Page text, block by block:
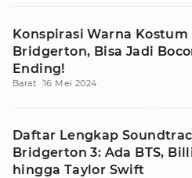
Konspirasi Warna Kostum
Bridgerton, Bisa Jadi
Ending!
Barat 16 Mei 2024
Daftar Lengkap
Bridgerton 3: Ada BTS,
hingga Taylor Swift